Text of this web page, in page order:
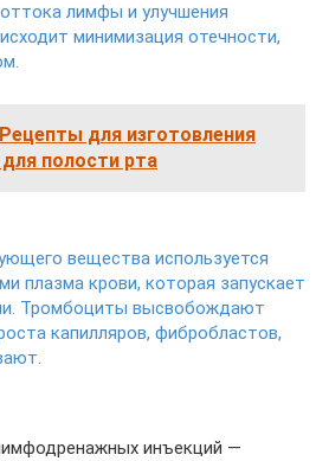
лимфы и улучшения
минимизация отечности,
Рецепты для изготовления
полости рта
вещества используется
плазма крови, которая запускает
Тромбоциты высвобождают
капилляров, фибробластов,
инъекций —